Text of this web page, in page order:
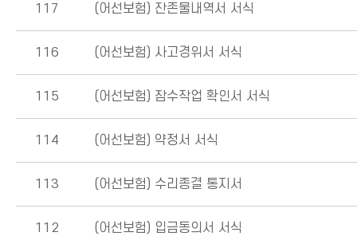
117 (어선보험) 잔존물내역서 서식
116 (어선보험) 사고경위서 서식
115 (어선보험) 잠수작업 확인서 서식
114 (어선보험) 약정서 서식
113 (어선보험) 수리종결 통지서
112 (어선보험) 입금동의서 서식